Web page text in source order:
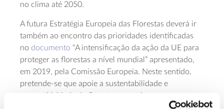
no clima até 2050.
A futura Estratégia Europeia das Florestas deverá ir
também ao encontro das prioridades identificadas
no documento “A intensificação da ação da UE para
proteger as florestas a nível mundial” apresentado,
em 2019, pela Comissão Europeia. Neste sentido,
pretende-se que apoie a sustentabilidade e
competitividade da floresta europeia e, em